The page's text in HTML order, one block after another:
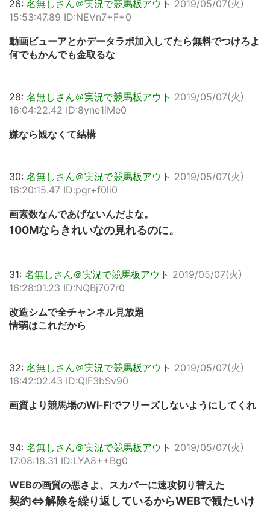
26: 名無しさん＠実況で競馬板アウト 2019/05/07(火)
15:53:47.89 ID:NEVn7+F+0
動画ビューアとかデータラボ加入してたら無料でつけろよ
何でもかんでも金取るな
28: 名無しさん＠実況で競馬板アウト 2019/05/07(火)
16:04:22.42 ID:8yne1iMe0
嫌なら観なくて結構
30: 名無しさん＠実況で競馬板アウト 2019/05/07(火)
16:20:15.47 ID:pgr+f0li0
画素数なんであげないんだよな。
100Mならきれいなの見れるのに。
31: 名無しさん＠実況で競馬板アウト 2019/05/07(火)
16:28:01.23 ID:NQBj707r0
改造シムで全チャンネル見放題
情弱はこれだから
32: 名無しさん＠実況で競馬板アウト 2019/05/07(火)
16:42:02.43 ID:QlF3bSv90
画質より競馬場のWi-Fiでフリーズしないようにしてくれ
34: 名無しさん＠実況で競馬板アウト 2019/05/07(火)
17:08:18.31 ID:LYA8++Bg0
WEBの画質の悪さよ、スカパーに速攻切り替えた
契約⇔解除を繰り返しているからWEBで観たいけ